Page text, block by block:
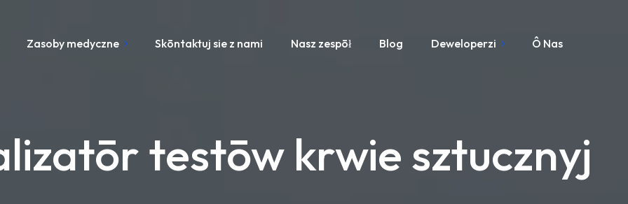
Zasoby medyczne Skōntaktuj sie z nami Nasz zespōł Blog Deweloperzi Ô Nas
testōw krwie sztucznyj